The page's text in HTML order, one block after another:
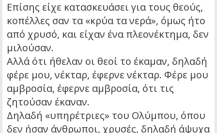
Επίσης είχε κατασκευάσει για τους θεούς,
κοπέλλες σαν τα «κρύα τα νερά», όμως ήτο
από χρυσό, και είχαν ένα πλεονέκτημα, δεν
μιλούσαν.
Αλλά ότι ήθελαν οι θεοί το έκαμαν, δηλαδή
φέρε μου, νέκταρ, έφερνε νέκταρ. Φέρε μου
αμβροσία, έφερνε αμβροσία, ότι τις
ζητούσαν έκαναν.
Δηλαδή «υπηρέτριες» του Ολύμπου, όπου
δεν ήσαν άνθρωποι, χρυσές, δηλαδή άψυχα